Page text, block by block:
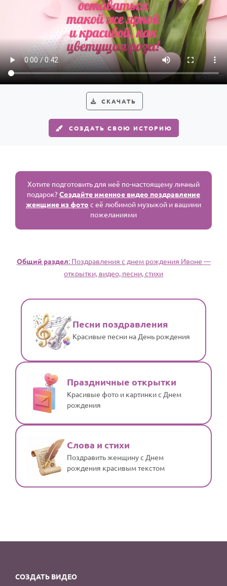
СКАЧАТЬ
СОЗДАТЬ СВОЮ ИСТОРИЮ
Хотите подготовить для неё по-настоящему личный
подарок?Создайте именное видео поздравление
женщине из фото с её любимой музыкой и вашими
пожеланиями
Общий раздел: Поздравления с днем рождения Ивоне —
открытки, видео, песни, стихи
Песни поздравления
Красивые песни на День рождения
Праздничные открытки
Красивые фото и картинки с Днем
рождения
Слова и стихи
Поздравить женщину с Днем
рождения красивым текстом
СОЗДАТЬ ВИДЕО